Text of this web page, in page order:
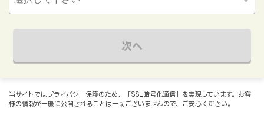
次へ
当サイトではプライバシー保護のため、「SSL暗号化通信」を実現しています。お客
様の情報が一般に公開されることは一切ございませんので、ご安心ください。